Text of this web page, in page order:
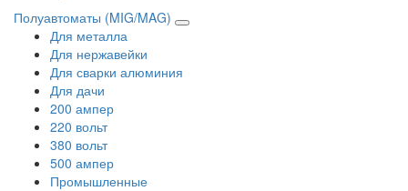
Полуавтоматы (MIG/MAG)
Для металла
Для нержавейки
Для сварки алюминия
Для дачи
200 ампер
220 вольт
380 вольт
500 ампер
Промышленные